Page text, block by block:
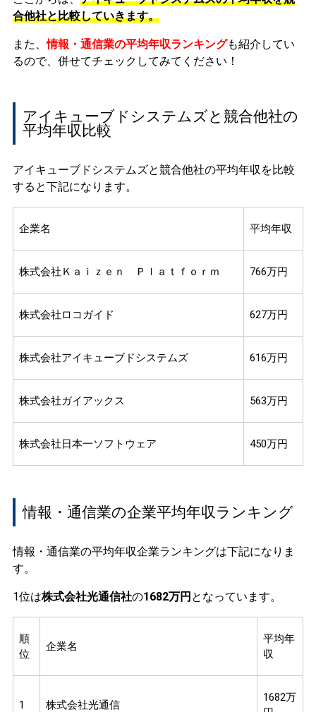
合他社と比較していきます。
また、情報・通信業の平均年収ランキングも紹介してい
るので、併せてチェックしてみてください！
アイキューブドシステムズと競合他社の
平均年収比較
アイキューブドシステムズと競合他社の平均年収を比較
すると下記になります。
企業名 平均年収
株式会社Ｋａｉｚｅｎ Ｐｌａｔｆｏｒｍ 766万円
株式会社ロコガイド 627万円
株式会社アイキューブドシステムズ 616万円
株式会社ガイアックス 563万円
株式会社日本一ソフトウェア 450万円
情報・通信業の企業平均年収ランキング
情報・通信業の平均年収企業ランキングは下記になりま
す。
1位は株式会社光通信社の1682万円 となっています。
順
位
企業名
平均年
収
1 株式会社光通信
1682万